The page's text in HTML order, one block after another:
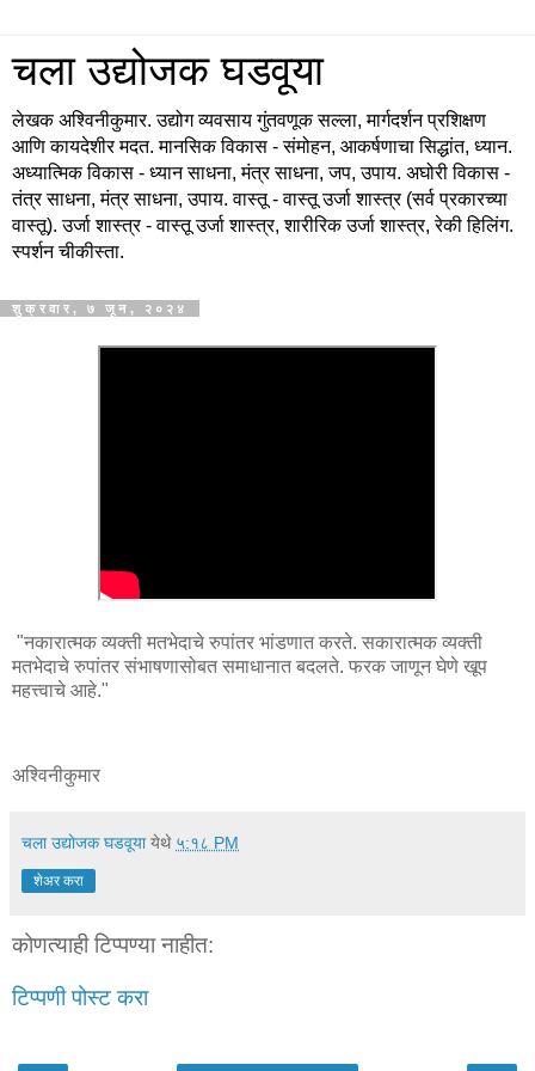
चला उद्योजक घडवूया
लेखक अश्विनीकुमार. उद्योग व्यवसाय गुंतवणूक सल्ला, मार्गदर्शन प्रशिक्षण
आणि कायदेशीर मदत. मानसिक विकास - संमोहन, आकर्षणाचा सिद्धांत, ध्यान.
अध्यात्मिक विकास - ध्यान साधना, मंत्र साधना, जप, उपाय. अघोरी विकास -
तंत्र साधना, मंत्र साधना, उपाय. वास्तू - वास्तू उर्जा शास्त्र (सर्व प्रकारच्या
वास्तू). उर्जा शास्त्र - वास्तू उर्जा शास्त्र, शारीरिक उर्जा शास्त्र, रेकी हिलिंग.
स्पर्शन चीकीस्ता.
शुक्रवार, ७ जून, २०२४
"नकारात्मक व्यक्ती मतभेदाचे रुपांतर भांडणात करते. सकारात्मक व्यक्ती
मतभेदाचे रुपांतर संभाषणासोबत समाधानात बदलते. फरक जाणून घेणे खूप
महत्त्वाचे आहे."
अश्विनीकुमार
चला उद्योजक घडवूया येथे ५:१८ PM
शेअर करा
कोणत्याही टिप्पण्‍या नाहीत:
टिप्पणी पोस्ट करा